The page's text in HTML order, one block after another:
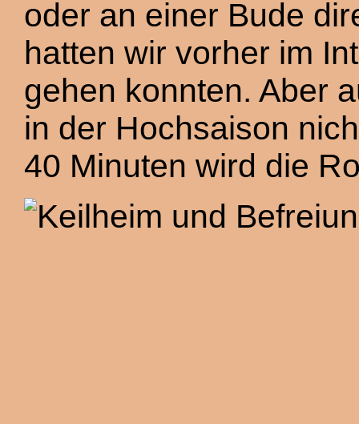
oder an einer Bude
hatten wir vorher im
gehen konnten. Aber
in der Hochsaison
40 Minuten wird die